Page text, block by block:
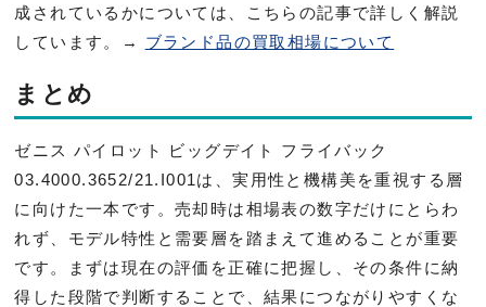
成されているかについては、こちらの記事で詳しく解説
しています。→ ブランド品の買取相場について
まとめ
ゼニス パイロット ビッグデイト フライバック
03.4000.3652/21.I001は、実用性と機構美を重視する層
に向けた一本です。売却時は相場表の数字だけにとらわ
れず、モデル特性と需要層を踏まえて進めることが重要
です。まずは現在の評価を正確に把握し、その条件に納
得した段階で判断することで、結果につながりやすくな